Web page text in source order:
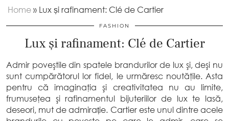
Home » Lux și rafinament: Clé de Cartier
FASHION
Lux și rafinament: Clé de Cartier
Admir poveştile din spatele brandurilor de lux şi,deşi nu
sunt cumpărătorul lor fidel, le urmăresc noutăţile.Asta
pentrucă imaginaţia şi creativitatea nu au limite,
frumuseţea şirafinamentul bijuteriilor de luxte lasă,
deseori, mut de admirație. Cartier este unul dintreacele